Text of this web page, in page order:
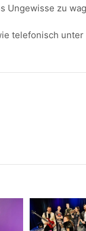
Ungewisse zu
telefonisch unter